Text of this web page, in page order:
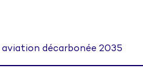
décarbonée 2035